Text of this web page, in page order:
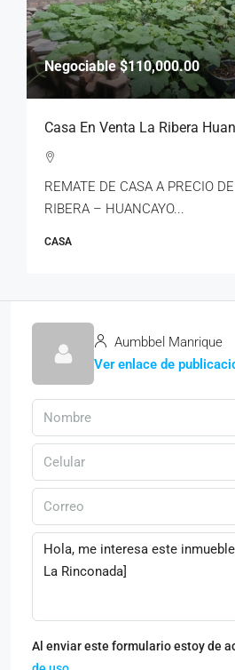
Negociable$110,000.00
Casa En Venta La Ribera
REMATE DE CASA A PRECIO
RIBERA – HUANCAYO...
CASA
Aumbbel Manrique
Ver enlace de
Al enviar este formulario estoy de